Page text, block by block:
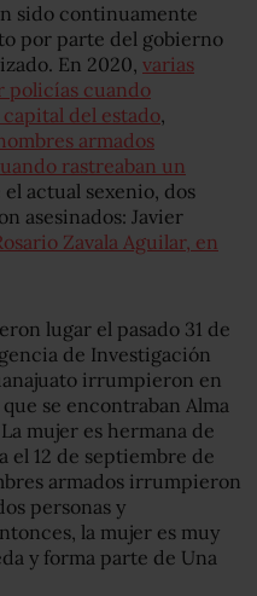
sido continuamente
por parte del gobierno
En 2020, varias
policías cuando
del estado,
armados
rastreaban un
actual sexenio, dos
asesinados: Javier
Zavala Aguilar, en
lugar el pasado 31 de
de Investigación
irrumpieron en
se encontraban Alma
mujer es hermana de
el 12 de septiembre de
armados irrumpieron
personas y
la mujer es muy
y forma parte de Una